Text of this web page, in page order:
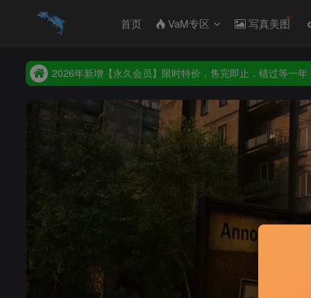
首页 VaM专区 写真美图
2026年新增【永久会员】限时特价，售完即止，错过等一年
2026年新增【永久会员】限时特价，售完即止，错过等一年
统一解压码www.hellovam.com，如有备注以备注为准